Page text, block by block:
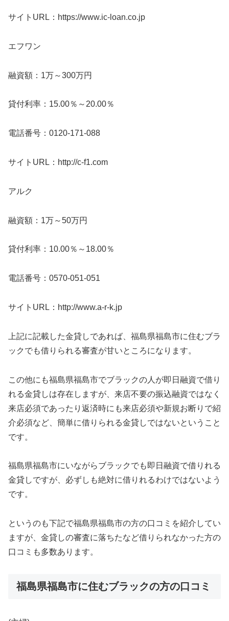
サイトURL：https://www.ic-loan.co.jp
エフワン
融資額：1万～300万円
貸付利率：15.00％～20.00％
電話番号：0120-171-088
サイトURL：http://c-f1.com
アルク
融資額：1万～50万円
貸付利率：10.00％～18.00％
電話番号：0570-051-051
サイトURL：http://www.a-r-k.jp
上記に記載した金貸しであれば、福島県福島市に住むブラ
ックでも借りられる審査が甘いところになります。
この他にも福島県福島市でブラックの人が即日融資で借り
れる金貸しは存在しますが、来店不要の振込融資ではなく
来店必須であったり返済時にも来店必須や新規お断りで紹
介必須など、簡単に借りられる金貸しではないということ
です。
福島県福島市にいながらブラックでも即日融資で借りれる
金貸しですが、必ずしも絶対に借りれるわけではないよう
です。
というのも下記で福島県福島市の方の口コミを紹介してい
ますが、金貸しの審査に落ちたなど借りられなかった方の
口コミも多数あります。
福島県福島市に住むブラックの方の口コミ